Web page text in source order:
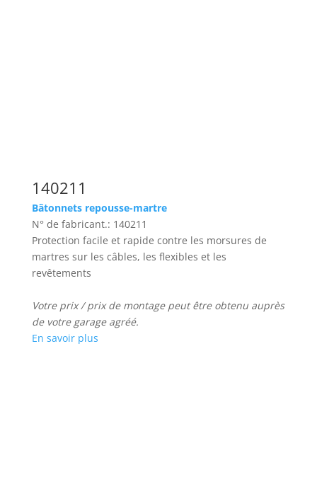
140211
Bâtonnets repousse-martre
N° de fabricant.: 140211
Protection facile et rapide contre les morsures de
martres sur les câbles, les flexibles et les
revêtements
Votre prix / prix de montage peut être obtenu auprès
de votre garage agréé.
En savoir plus